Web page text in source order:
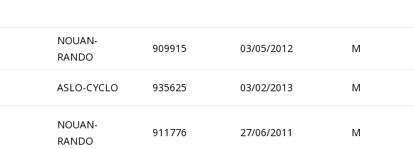
NOUAN-
RANDO
909915 03/05/2012 M
ASLO-CYCLO 935625 03/02/2013 M
NOUAN-
RANDO
911776 27/06/2011 M